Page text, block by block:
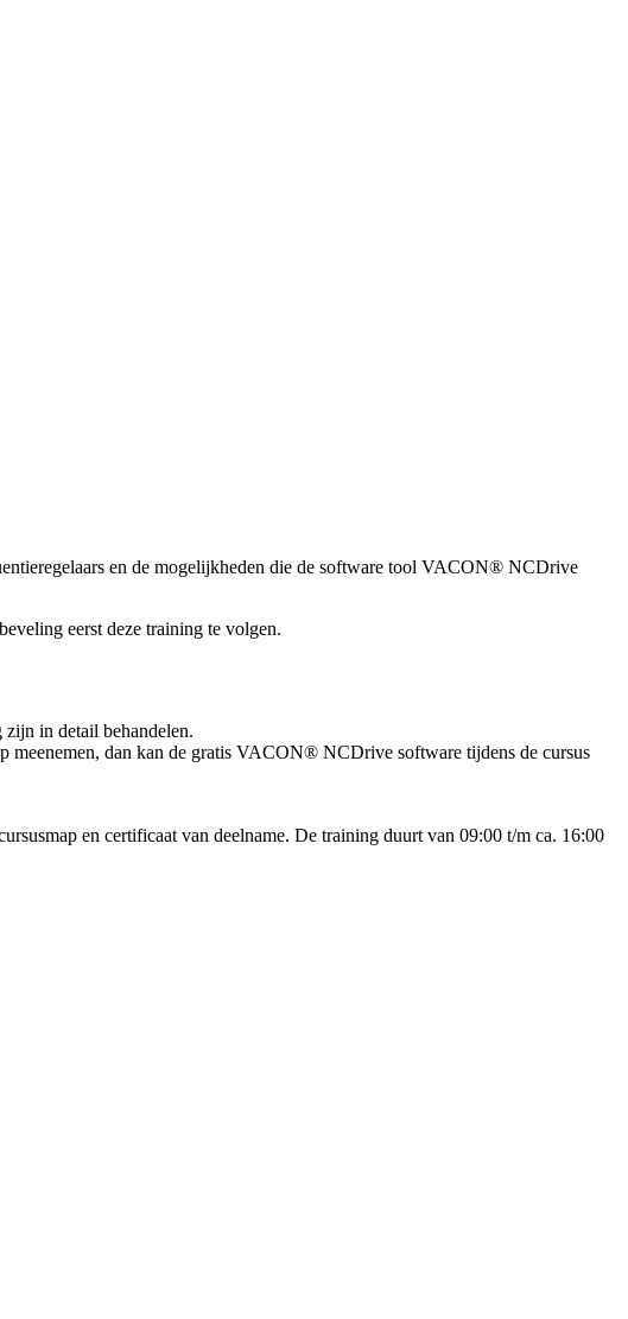
en de mogelijkheden die de software tool VACON® NCDrive
eerst deze training te volgen.
in detail behandelen.
meenemen, dan kan de gratis VACON® NCDrive software tijdens de cursus
en certificaat van deelname. De training duurt van 09:00 t/m ca. 16:00